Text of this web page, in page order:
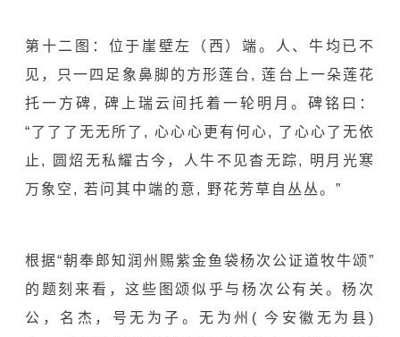
第十二图：位于崖壁左（西）端。人、牛均已不
见，只一四足象鼻脚的方形莲台, 莲台上一朵莲花
托一方碑, 碑上瑞云间托着一轮明月。碑铭曰：
“了了了无无所了, 心心心更有何心, 了心心了无依
止, 圆炤无私耀古今，人牛不见杳无踪, 明月光寒
万象空, 若问其中端的意, 野花芳草自丛丛。”
根据“朝奉郎知润州赐紫金鱼袋杨次公证道牧牛颂”
的题刻来看，这些图颂似乎与杨次公有关。杨次
公，名杰，号无为子。无为州( 今安徽无为县)